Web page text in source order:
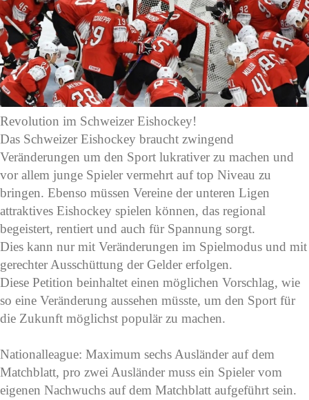
Revolution im Schweizer Eishockey!
Das Schweizer Eishockey braucht zwingend
Veränderungen um den Sport lukrativer zu machen und
vor allem junge Spieler vermehrt auf top Niveau zu
bringen. Ebenso müssen Vereine der unteren Ligen
attraktives Eishockey spielen können, das regional
begeistert, rentiert und auch für Spannung sorgt.
Dies kann nur mit Veränderungen im Spielmodus und mit
gerechter Ausschüttung der Gelder erfolgen.
Diese Petition beinhaltet einen möglichen Vorschlag, wie
so eine Veränderung aussehen müsste, um den Sport für
die Zukunft möglichst populär zu machen.
Nationalleague: Maximum sechs Ausländer auf dem
Matchblatt, pro zwei Ausländer muss ein Spieler vom
eigenen Nachwuchs auf dem Matchblatt aufgeführt sein.